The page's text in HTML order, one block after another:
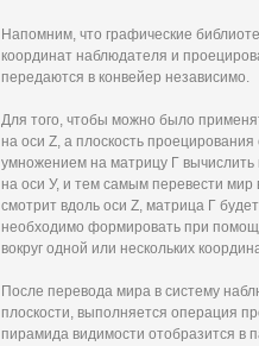
Напомним, что графические
координат наблюдателя и
передаются в конвейер независимо.
Для того, чтобы можно было
на оси Z, а плоскость
умножением на матрицу Г вычислить
на оси У, и тем самым перевести мир
смотрит вдоль оси Z, матрица Г
необходимо формировать при
вокруг одной или нескольких
После перевода мира в систему
плоскости, выполняется операция
пирамида видимости отобразится в